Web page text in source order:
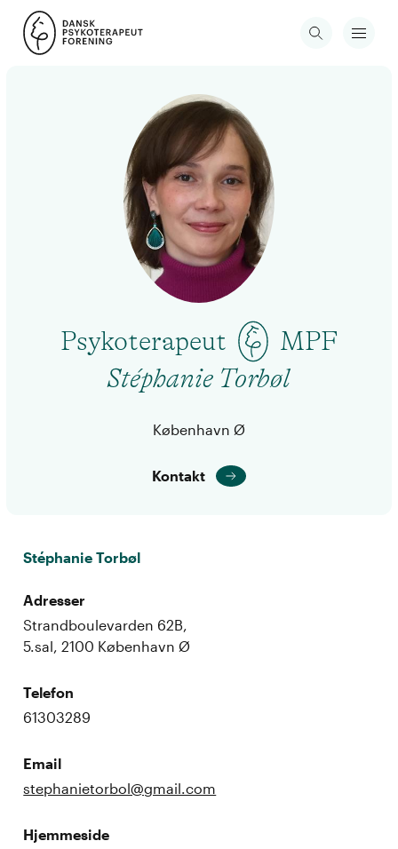
Psykoterapeut
MPF
Stéphanie Torbøl
København Ø
Kontakt
Stéphanie Torbøl
Adresser
Strandboulevarden 62B,
5.sal, 2100 København Ø
Telefon
61303289
Email
stephanietorbol@gmail.com
Hjemmeside